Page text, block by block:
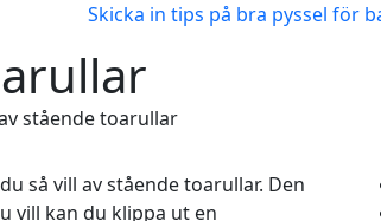
Skicka in tips på bra pyssel för
stående toarullar
så vill av stående toarullar. Den
vill kan du klippa ut en